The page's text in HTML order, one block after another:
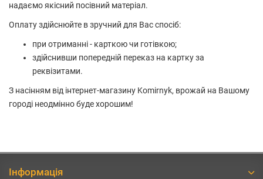
надаємо якісний посівний матеріал.
Оплату здійснюйте в зручний для Вас спосіб:
при отриманні - карткою чи готівкою;
здійснивши попередній переказ на картку за
реквізитами.
З насінням від інтернет-магазину Komirnyk, врожай на Вашому
городі неодмінно буде хорошим!
Інформація